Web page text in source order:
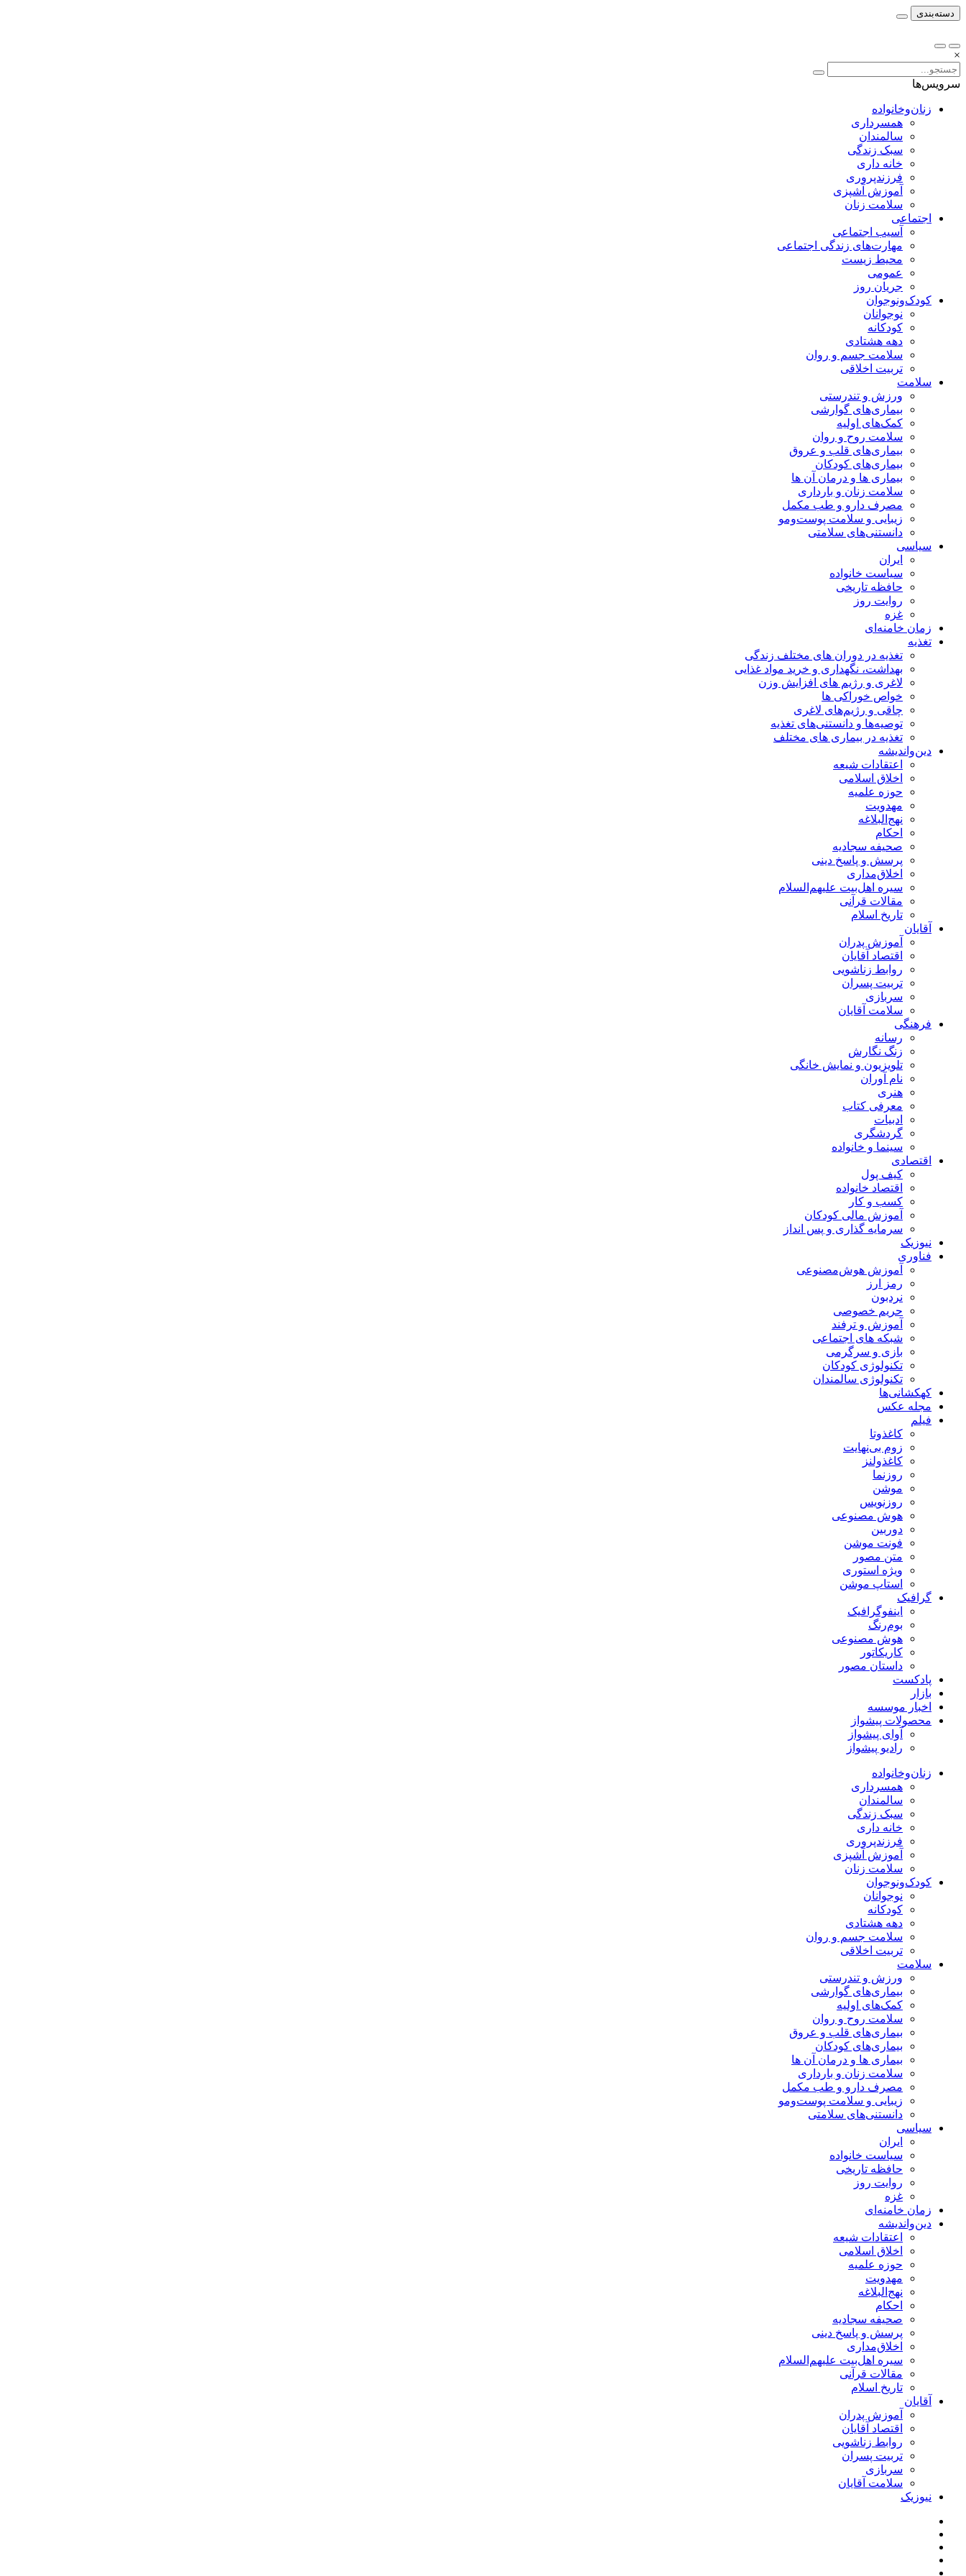
دسته‌بندی
×
سرویس‌ها
زنان‌وخانواده
همسرداری
سالمندان
سبک زندگی
خانه داری
فرزندپروری
آموزش آشپزی
سلامت زنان
اجتماعی
آسیب اجتماعی
مهارت‌های زندگی اجتماعی
محیط زیست
عمومی
جریان روز
کودک‌ونوجوان
نوجوانان
کودکانه
دهه هشتادی
سلامت جسم و روان
تربیت اخلاقی
سلامت
ورزش و تندرستی
بیماری‌های گوارشی
کمک‌های اولیه
سلامت روح و روان
بیماری‌های قلب و عروق
بیماری‌های کودکان
بیماری ها و درمان آن ها
سلامت زنان و بارداری
مصرف دارو و طب مکمل
زیبایی و سلامت پوست‌ومو
دانستنی‌های سلامتی
سیاسی
ایران
سیاست خانواده
حافظه تاریخی
روایت روز
غزه
زمان خامنه‌ای
تغذیه
تغذیه در دوران های مختلف زندگی
بهداشت، نگهداری و خرید مواد غذایی
لاغری و رژیم های افزایش وزن
خواص خوراكی ها
چاقی و رژیم‌های لاغری
توصیه‌ها و دانستنی‌های تغذیه
تغذیه در بیماری های مختلف
دین‌واندیشه
اعتقادات شیعه
اخلاق اسلامی
حوزه علمیه
مهدویت
نهج‌البلاغه
احکام
صحیفه سجادیه
پرسش و پاسخ دینی
اخلاق‌مداری
سیره اهل‌بیت علیهم‌السلام
مقالات قرآنی
تاریخ اسلام
آقایان
آموزش پدران
اقتصاد آقایان
روابط زناشویی
تربیت پسران
سربازی
سلامت آقایان
فرهنگی
رسانه
زنگ نگارش
تلویزیون و نمایش خانگی
نام آوران
هنری
معرفی کتاب
ادبیات
گردشگری
سینما و خانواده
اقتصادی
کیف پول
اقتصاد خانواده
کسب و کار
آموزش مالی کودکان
سرمایه گذاری و پس انداز
نیوزیک
فناوری
آموزش هوش‌مصنوعی
رمز ارز
نردبون
حریم خصوصی
آموزش و ترفند
شبکه های اجتماعی
بازی و سرگرمی
تکنولوژی کودکان
تکنولوژی سالمندان
کهکشانی‌ها
مجله عکس
فیلم
کاغذوتا
زوم بی‌نهایت
کاغذولنز
روزنما
موشن
روزنویس
هوش مصنوعی
دوربین
فونت موشن
متن مصور
ویژه استوری
استاپ موشن
گرافیک
اینفوگرافیک
بوم‌رنگ
هوش مصنوعی
کاریکاتور
داستان مصور
پادکست
بازار
اخبار موسسه
محصولات پیشواز
آوای پیشواز
رادیو پیشواز
زنان‌وخانواده
همسرداری
سالمندان
سبک زندگی
خانه داری
فرزندپروری
آموزش آشپزی
سلامت زنان
کودک‌ونوجوان
نوجوانان
کودکانه
دهه هشتادی
سلامت جسم و روان
تربیت اخلاقی
سلامت
ورزش و تندرستی
بیماری‌های گوارشی
کمک‌های اولیه
سلامت روح و روان
بیماری‌های قلب و عروق
بیماری‌های کودکان
بیماری ها و درمان آن ها
سلامت زنان و بارداری
مصرف دارو و طب مکمل
زیبایی و سلامت پوست‌ومو
دانستنی‌های سلامتی
سیاسی
ایران
سیاست خانواده
حافظه تاریخی
روایت روز
غزه
زمان خامنه‌ای
دین‌واندیشه
اعتقادات شیعه
اخلاق اسلامی
حوزه علمیه
مهدویت
نهج‌البلاغه
احکام
صحیفه سجادیه
پرسش و پاسخ دینی
اخلاق‌مداری
سیره اهل‌بیت علیهم‌السلام
مقالات قرآنی
تاریخ اسلام
آقایان
آموزش پدران
اقتصاد آقایان
روابط زناشویی
تربیت پسران
سربازی
سلامت آقایان
نیوزیک